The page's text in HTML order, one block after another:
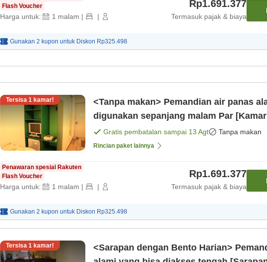
Flash Voucher
Harga untuk: 1 malam | |
Rp1.691.377
Termasuk pajak & biaya
Gunakan 2 kupon untuk Diskon Rp325.498
Tersisa 1 kamar!
<Tanpa makan> Pemandian air panas
digunakan sepanjang malam Par
Gratis pembatalan sampai 13 Agt Tanpa makan
Rincian paket lainnya
Penawaran spesial Rakuten
Flash Voucher
Harga untuk: 1 malam | |
Rp1.691.377
Termasuk pajak & biaya
Gunakan 2 kupon untuk Diskon Rp325.498
Tersisa 1 kamar!
<Sarapan dengan Bento Harian>